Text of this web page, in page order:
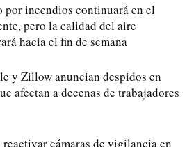
por incendios continuará en el
pero la calidad del aire
hacia el fin de semana
y Zillow anuncian despidos en
afectan a decenas de trabajadores
reactivar cámaras de vigilancia en